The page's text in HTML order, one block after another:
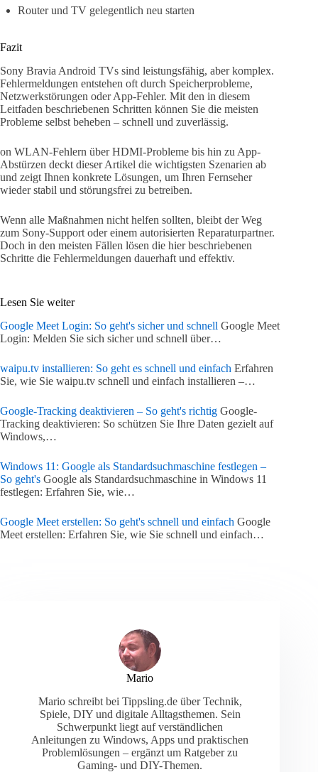
Router und TV gelegentlich neu starten
Fazit
Sony Bravia Android TVs sind leistungsfähig, aber komplex.
Fehlermeldungen entstehen oft durch Speicherprobleme,
Netzwerkstörungen oder App-Fehler. Mit den in diesem
Leitfaden beschriebenen Schritten können Sie die meisten
Probleme selbst beheben – schnell und zuverlässig.
on WLAN-Fehlern über HDMI-Probleme bis hin zu App-
Abstürzen deckt dieser Artikel die wichtigsten Szenarien ab
und zeigt Ihnen konkrete Lösungen, um Ihren Fernseher
wieder stabil und störungsfrei zu betreiben.
Wenn alle Maßnahmen nicht helfen sollten, bleibt der Weg
zum Sony-Support oder einem autorisierten Reparaturpartner.
Doch in den meisten Fällen lösen die hier beschriebenen
Schritte die Fehlermeldungen dauerhaft und effektiv.
Lesen Sie weiter
Google Meet Login: So geht's sicher und schnell Google Meet
Login: Melden Sie sich sicher und schnell über…
waipu.tv installieren: So geht es schnell und einfach Erfahren
Sie, wie Sie waipu.tv schnell und einfach installieren –…
Google-Tracking deaktivieren – So geht's richtig Google-
Tracking deaktivieren: So schützen Sie Ihre Daten gezielt auf
Windows,…
Windows 11: Google als Standardsuchmaschine festlegen –
So geht's Google als Standardsuchmaschine in Windows 11
festlegen: Erfahren Sie, wie…
Google Meet erstellen: So geht's schnell und einfach Google
Meet erstellen: Erfahren Sie, wie Sie schnell und einfach…
Mario
Mario schreibt bei Tippsling.de über Technik,
Spiele, DIY und digitale Alltagsthemen. Sein
Schwerpunkt liegt auf verständlichen
Anleitungen zu Windows, Apps und praktischen
Problemlösungen – ergänzt um Ratgeber zu
Gaming- und DIY-Themen.